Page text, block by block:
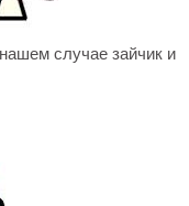
случае зайчик и